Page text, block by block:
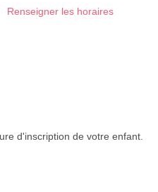
Renseigner les horaires
d'inscription de votre enfant.